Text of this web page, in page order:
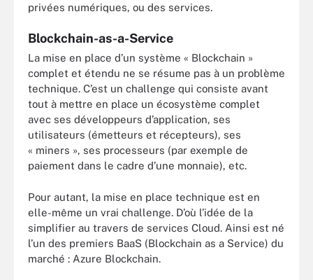
privées numériques, ou des services.
Blockchain-as-a-Service
La mise en place d’un système « Blockchain »
complet et étendu ne se résume pas à un problème
technique. C’est un challenge qui consiste avant
tout à mettre en place un écosystème complet
avec ses développeurs d’application, ses
utilisateurs (émetteurs et récepteurs), ses
« miners », ses processeurs (par exemple de
paiement dans le cadre d’une monnaie), etc.
Pour autant, la mise en place technique est en
elle-même un vrai challenge. D’où l’idée de la
simplifier au travers de services Cloud. Ainsi est né
l’un des premiers BaaS (Blockchain as a Service) du
marché : Azure Blockchain.